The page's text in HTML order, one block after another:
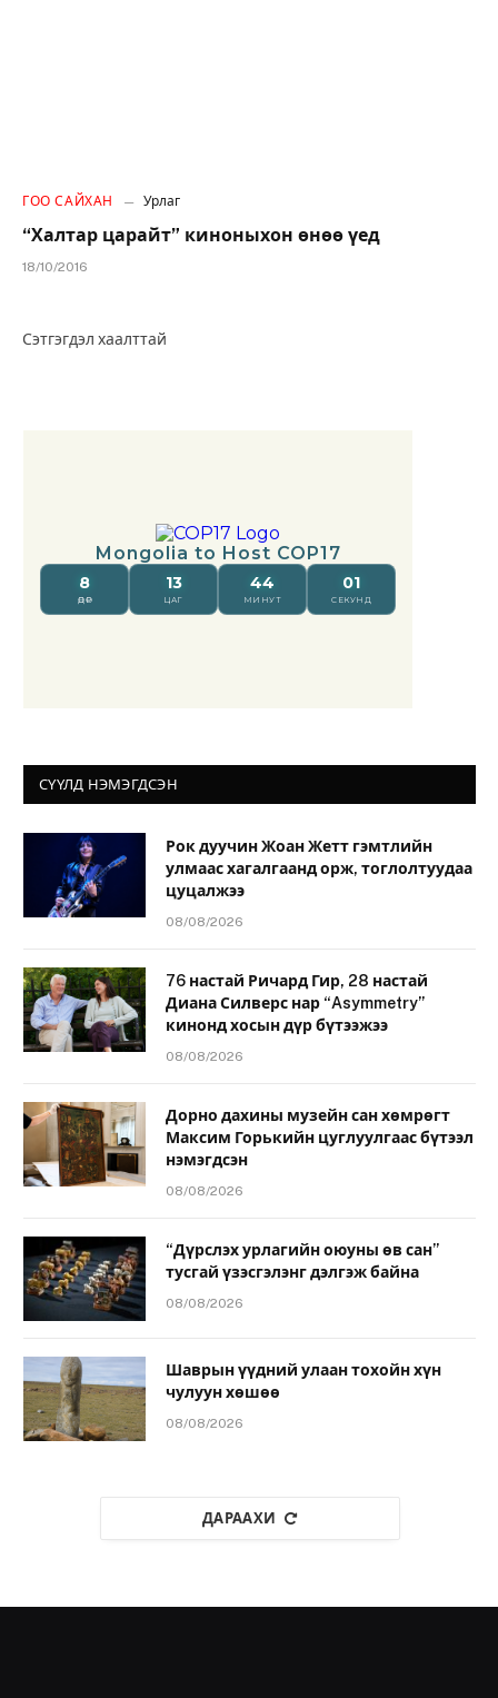
ГОО САЙХАН Урлаг
“Халтар царайт” киноныхон өнөө үед
18/10/2016
Сэтгэгдэл хаалттай
СҮҮЛД НЭМЭГДСЭН
Рок дуучин Жоан Жетт гэмтлийн
улмаас хагалгаанд орж, тоглолтуудаа
цуцалжээ
08/08/2026
76 настай Ричард Гир, 28 настай
Диана Силверс нар “Asymmetry”
кинонд хосын дүр бүтээжээ
08/08/2026
Дорно дахины музейн сан хөмрөгт
Максим Горькийн цуглуулгаас бүтээл
нэмэгдсэн
08/08/2026
“Дүрслэх урлагийн оюуны өв сан”
тусгай үзэсгэлэнг дэлгэж байна
08/08/2026
Шаврын үүдний улаан тохойн хүн
чулуун хөшөө
08/08/2026
ДАРААХИ